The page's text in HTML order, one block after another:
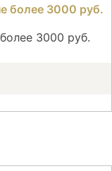
3000 руб.